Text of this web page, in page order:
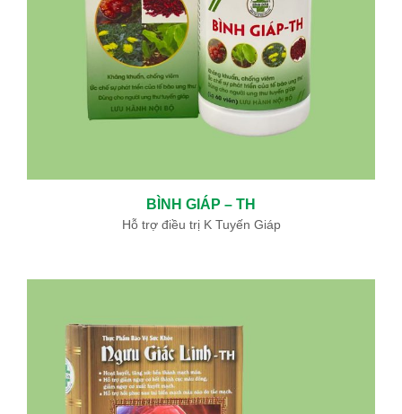
BÌNH GIÁP – TH
Hỗ trợ điều trị K Tuyến Giáp